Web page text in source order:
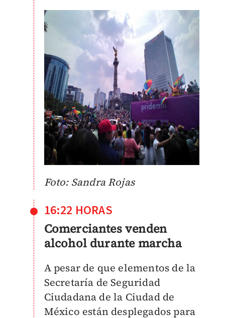
Foto: Sandra Rojas
16:22 HORAS
Comerciantes venden
alcohol durante marcha
A pesar de que elementos de la
Secretaría de Seguridad
Ciudadana de la Ciudad de
México están desplegados para